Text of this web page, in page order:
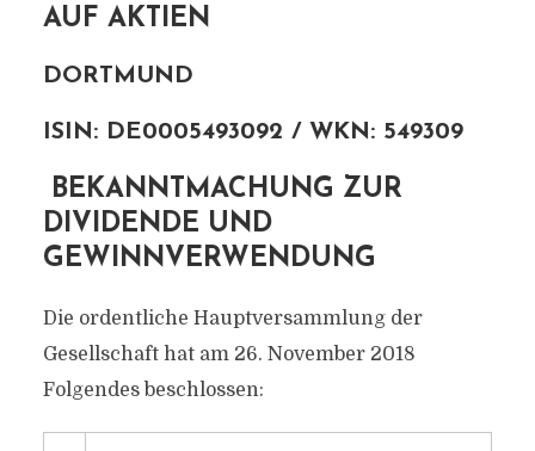
AUF AKTIEN
DORTMUND
ISIN: DE0005493092 / WKN: 549309
BEKANNTMACHUNG ZUR
DIVIDENDE UND
GEWINNVERWENDUNG
Die ordentliche Hauptversammlung der
Gesellschaft hat am 26. November 2018
Folgendes beschlossen: